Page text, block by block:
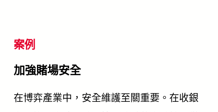
案例
加強賭場安全
在博弈產業中，安全維護至關重要。在收銀